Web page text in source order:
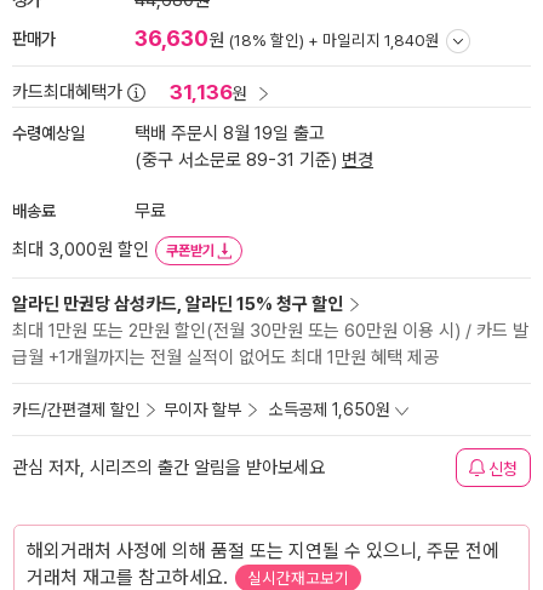
판매가 36,630원 (18% 할인) + 마일리지 1,840원
카드최대혜택가 31,136원
수령예상일
택배 주문시 8월 19일 출고
(중구 서소문로 89-31 기준) 변경
배송료
무료
최대 3,000원 할인
쿠폰받기
알라딘 만권당 삼성카드, 알라딘 15% 청구 할인
최대 1만원 또는 2만원 할인(전월 30만원 또는 60만원 이용 시) / 카드 발
급월 +1개월까지는 전월 실적이 없어도 최대 1만원 혜택 제공
카드/간편결제 할인 무이자 할부 소득공제 1,650원
관심 저자, 시리즈의 출간 알림을 받아보세요 신청
해외거래처 사정에 의해 품절 또는 지연될 수 있으니, 주문 전에
거래처 재고를 참고하세요.
실시간재고보기